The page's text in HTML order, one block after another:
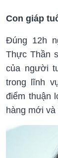
Con giáp
Đúng 12h
Thực Thần
của người
trong lĩnh
điểm thuận
hàng mới